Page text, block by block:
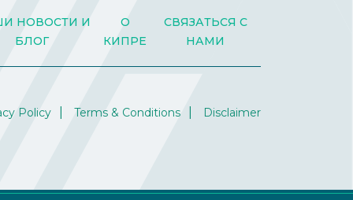
НОВОСТИ И
БЛОГ
О
КИПРЕ
СВЯЗАТЬСЯ С
НАМИ
Policy Terms & Conditions Disclaimer